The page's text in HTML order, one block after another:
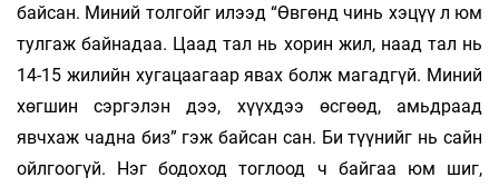
байсан. Миний толгойг илээд “Өвгөнд чинь хэцүү л юм
тулгаж бай­надаа. Цаад тал нь хорин жил, наад тал нь
14-15 жилийн хугацаагаар явах болж магадгүй. Ми­­ний
хөгшин сэргэлэн дээ, хүүхдээ өсгөөд, амьд­­раад
явчхаж чадна биз” гэж байсан сан. Би түүнийг нь сайн
ойлгоогүй. Нэг бодоход тоглоод ч байгаа юм шиг,